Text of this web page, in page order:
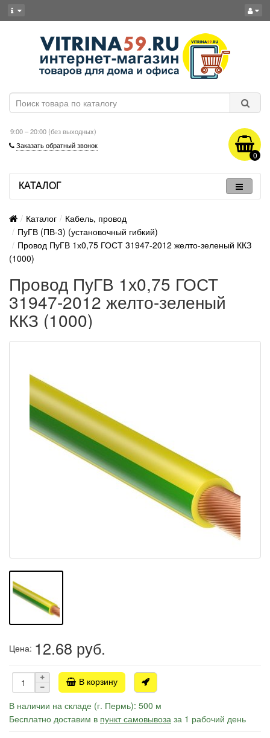
9:00 – 20:00 (без выходных)
Заказать обратный звонок
0
КАТАЛОГ
Каталог
Кабель, провод
ПуГВ (ПВ-3) (установочный гибкий)
Провод ПуГВ 1х0,75 ГОСТ 31947-2012 желто-зеленый ККЗ
(1000)
Провод ПуГВ 1х0,75 ГОСТ
31947-2012 желто-зеленый
ККЗ (1000)
Цена: 12.68 руб.
В корзину
В наличии на складе (г. Пермь): 500 м
Бесплатно доставим в пункт самовывоза за 1 рабочий день